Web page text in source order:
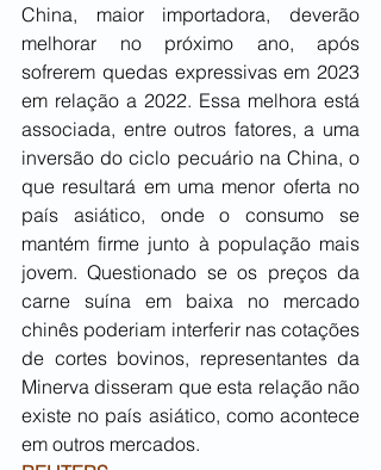
China, maior importadora, deverão
melhorar no próximo ano, após
sofrerem quedas expressivas em 2023
em relação a 2022. Essa melhora está
associada, entre outros fatores, a uma
inversão do ciclo pecuário na China, o
que resultará em uma menor oferta no
país asiático, onde o consumo se
mantém firme junto à população mais
jovem. Questionado se os preços da
carne suína em baixa no mercado
chinês poderiam interferir nas cotações
de cortes bovinos, representantes da
Minerva disseram que esta relação não
existe no país asiático, como acontece
em outros mercados.